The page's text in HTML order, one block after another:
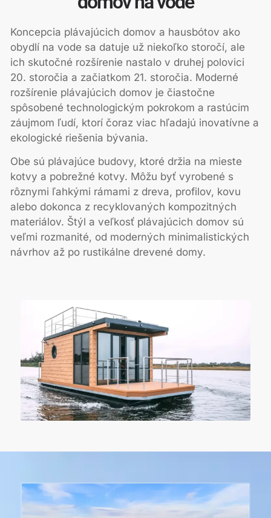
Koncepcia plávajúcich domov a hausbótov ako
obydlí na vode sa datuje už niekoľko storočí, ale
ich skutočné rozšírenie nastalo v druhej polovici
20. storočia a začiatkom 21. storočia. Moderné
rozšírenie plávajúcich domov je čiastočne
spôsobené technologickým pokrokom a rastúcim
záujmom ľudí, ktorí čoraz viac hľadajú inovatívne a
ekologické riešenia bývania.
Obe sú plávajúce budovy, ktoré držia na mieste
kotvy a pobrežné kotvy. Môžu byť vyrobené s
rôznymi ľahkými rámami z dreva, profilov, kovu
alebo dokonca z recyklovaných kompozitných
materiálov. Štýl a veľkosť plávajúcich domov sú
veľmi rozmanité, od moderných minimalistických
návrhov až po rustikálne drevené domy.